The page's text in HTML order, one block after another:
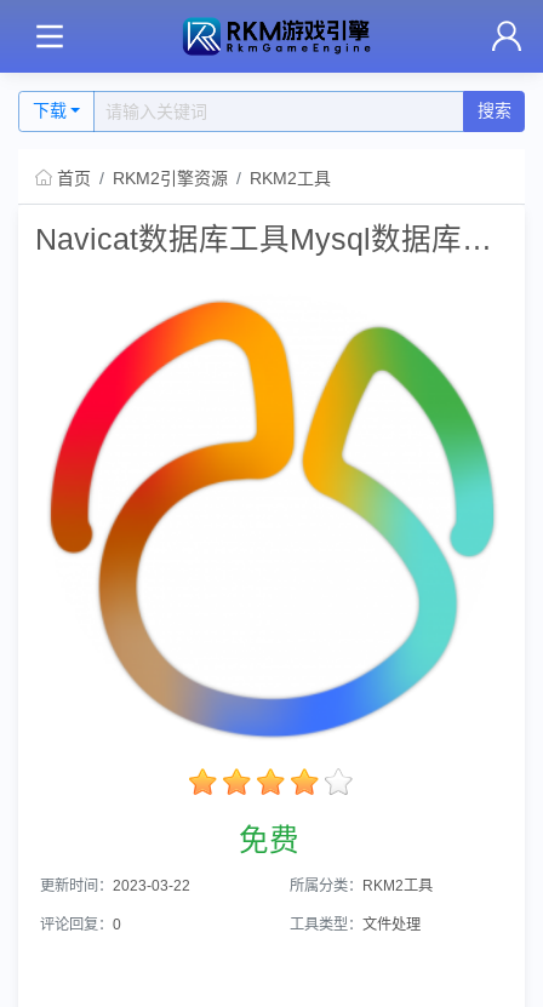
下载 搜索
首页 RKM2引擎资源 RKM2工具
Navicat数据库工具Mysql数据库连接
免费
更新时间： 2023-03-22 所属分类： RKM2工具
评论回复： 0 工具类型： 文件处理